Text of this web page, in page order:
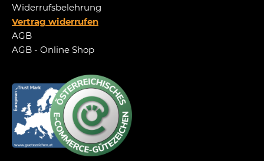
Widerrufsbelehrung
Vertrag widerrufen
AGB
AGB - Online Shop